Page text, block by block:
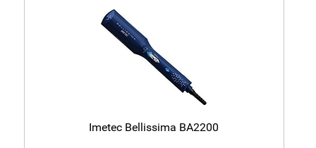
Imetec Bellissima BA2200